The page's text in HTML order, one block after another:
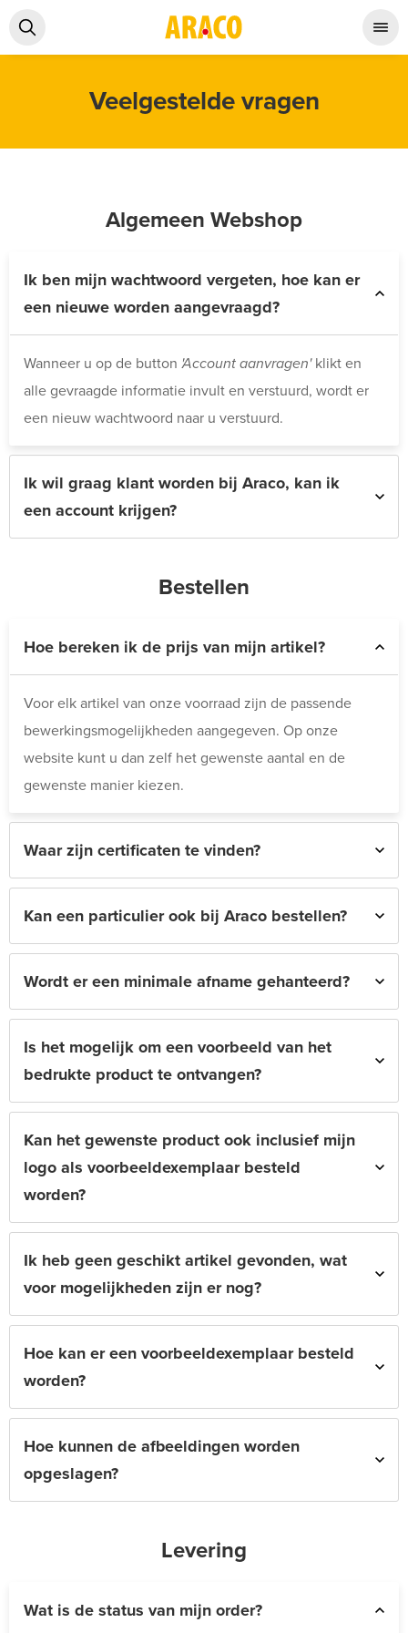
Veelgestelde vragen
Algemeen Webshop
Ik ben mijn wachtwoord vergeten, hoe kan er
een nieuwe worden aangevraagd?
Wanneer u op de button 'Account aanvragen' klikt en
alle gevraagde informatie invult en verstuurd, wordt er
een nieuw wachtwoord naar u verstuurd.
Ik wil graag klant worden bij Araco, kan ik
een account krijgen?
Bestellen
Hoe bereken ik de prijs van mijn artikel?
Voor elk artikel van onze voorraad zijn de passende
bewerkingsmogelijkheden aangegeven. Op onze
website kunt u dan zelf het gewenste aantal en de
gewenste manier kiezen.
Waar zijn certificaten te vinden?
Kan een particulier ook bij Araco bestellen?
Wordt er een minimale afname gehanteerd?
Is het mogelijk om een voorbeeld van het
bedrukte product te ontvangen?
Kan het gewenste product ook inclusief mijn
logo als voorbeeldexemplaar besteld
worden?
Ik heb geen geschikt artikel gevonden, wat
voor mogelijkheden zijn er nog?
Hoe kan er een voorbeeldexemplaar besteld
worden?
Hoe kunnen de afbeeldingen worden
opgeslagen?
Levering
Wat is de status van mijn order?